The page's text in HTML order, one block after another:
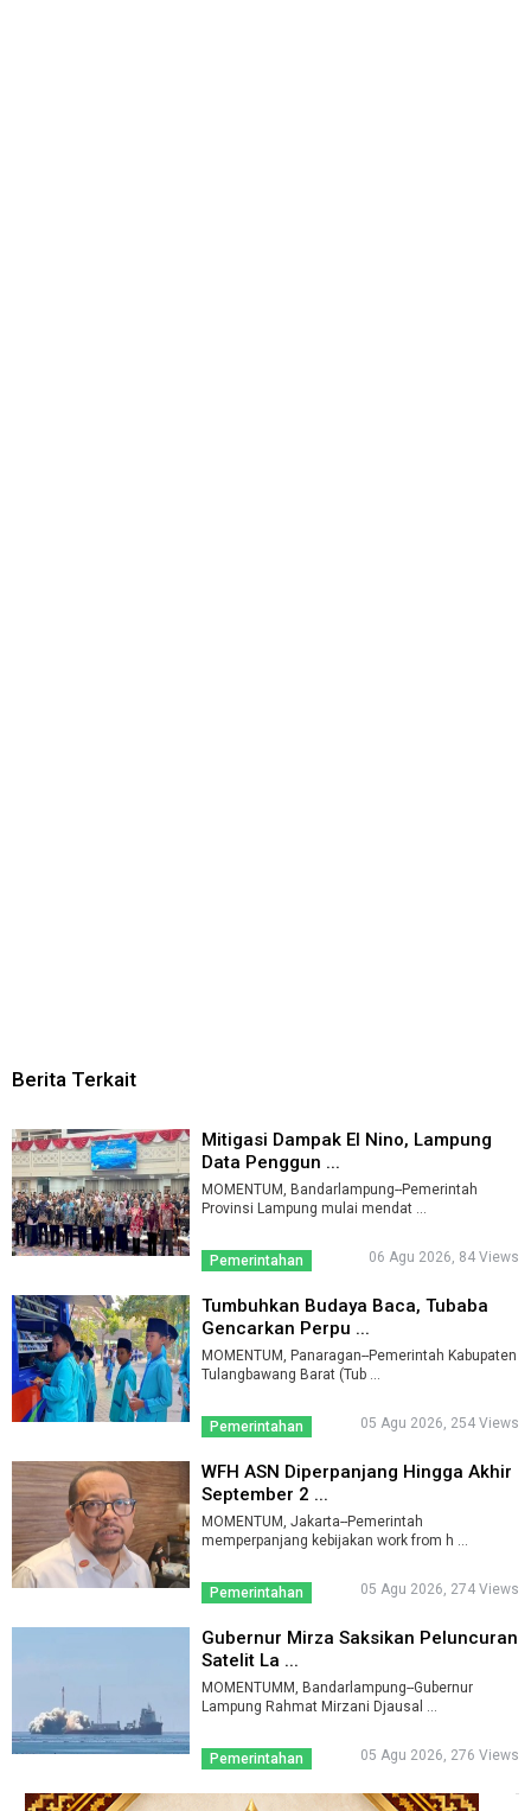
Berita Terkait
Mitigasi Dampak El Nino, Lampung
Data Penggun ...
MOMENTUM, Bandarlampung--Pemerintah
Provinsi Lampung mulai mendat ...
Pemerintahan 06 Agu 2026, 84 Views
Tumbuhkan Budaya Baca, Tubaba
Gencarkan Perpu ...
MOMENTUM, Panaragan--Pemerintah Kabupaten
Tulangbawang Barat (Tub ...
Pemerintahan 05 Agu 2026, 254 Views
WFH ASN Diperpanjang Hingga Akhir
September 2 ...
MOMENTUM, Jakarta--Pemerintah
memperpanjang kebijakan work from h ...
Pemerintahan 05 Agu 2026, 274 Views
Gubernur Mirza Saksikan Peluncuran
Satelit La ...
MOMENTUMM, Bandarlampung--Gubernur
Lampung Rahmat Mirzani Djausal ...
Pemerintahan 05 Agu 2026, 276 Views